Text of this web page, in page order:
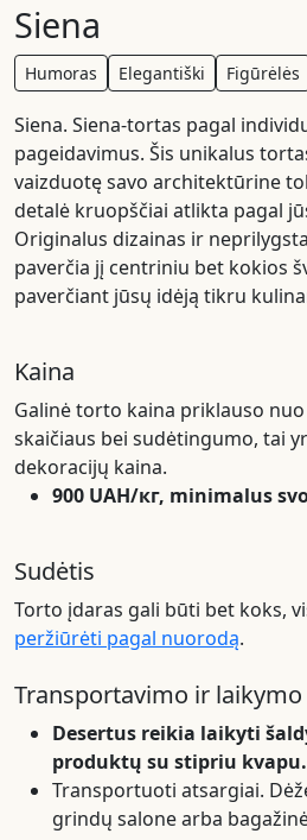
Siena
Humoras Elegantiški Figūrėlės
Siena. Siena-tortas pagal
pageidavimus. Šis unikalus
vaizduotę savo architektūrine
detalė kruopščiai atlikta pagal
Originalus dizainas ir
paverčia jį centriniu bet kokios
paverčiant jūsų idėją tikru
Kaina
Galinė torto kaina priklauso
skaičiaus bei sudėtingumo, tai
dekoracijų kaina.
900 UAH/кг, minimalus
Sudėtis
Torto įdaras gali būti bet koks,
peržiūrėti pagal nuorodą.
Transportavimo ir laikymo
Desertus reikia laikyti
produktų su stipriu kvapu.
Transportuoti atsargiai.
grindų salone arba